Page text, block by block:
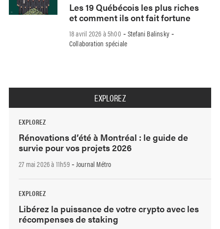
Les 19 Québécois les plus riches
et comment ils ont fait fortune
18 avril 2026 à 5h00 - Stefani Balinsky -
Collaboration spéciale
EXPLOREZ
EXPLOREZ
Rénovations d’été à Montréal : le guide de
survie pour vos projets 2026
27 mai 2026 à 11h59- Journal Métro
EXPLOREZ
Libérez la puissance de votre crypto avec les
récompenses de staking